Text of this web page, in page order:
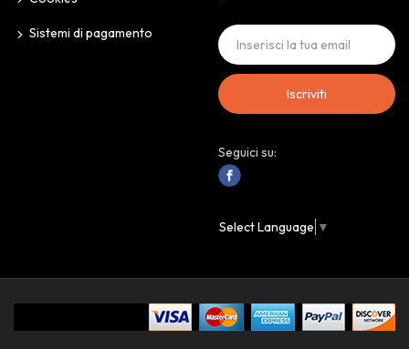
Sistemi di pagamento
Iscriviti
Seguici su:
Select Language ▼
IoAssaggio.it © 2024 Personal Store. All Rights Reserved